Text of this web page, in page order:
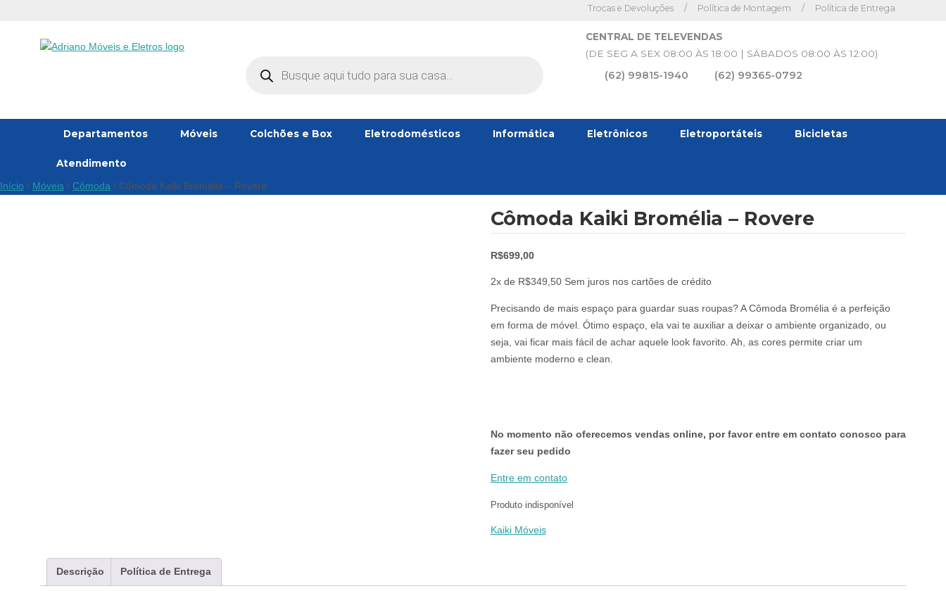
Política de Entrega
/
Política de Montagem
/
Trocas e Devoluções
CENTRAL DE TELEVENDAS
(DE SEG A SEX 08:00 ÀS 18:00 | SÁBADOS 08:00 ÀS 12:00)
(62) 99815-1940 (62) 99365-0792
produtos
Departamentos Móveis Colchões e Box Eletrodomésticos Informática Eletrônicos Eletroportáteis Bicicletas
Atendimento
Início / Móveis / Cômoda / Cômoda Kaiki Bromélia – Rovere
Cômoda Kaiki Bromélia – Rovere
R$699,00
2x de R$349,50 Sem juros nos cartões de crédito
Precisando de mais espaço para guardar suas roupas? A Cômoda Bromélia é a perfeição
em forma de móvel. Ótimo espaço, ela vai te auxiliar a deixar o ambiente organizado, ou
seja, vai ficar mais fácil de achar aquele look favorito. Ah, as cores permite criar um
ambiente moderno e clean.
No momento não oferecemos vendas online, por favor entre em contato conosco para
fazer seu pedido
Entre em contato
Produto indisponível
Kaiki Móveis
Descrição Política de Entrega